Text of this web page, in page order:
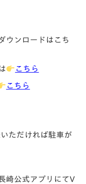
ウンロードはこち
こちら
こちら
ただければ駐車が
崎公式アプリにてV